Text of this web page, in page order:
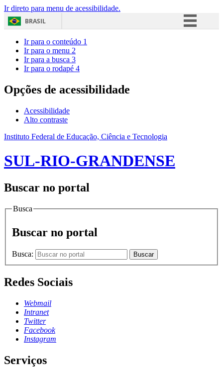
Ir direto para menu de acessibilidade.
BRASIL
Acesso à informação
Ir para o conteúdo 1
Ir para o menu 2
Ir para a busca 3
Ir para o rodapé 4
Opções de acessibilidade
Acessibilidade
Alto contraste
Instituto Federal de Educação, Ciência e Tecnologia
SUL-RIO-GRANDENSE
Buscar no portal
Busca
Buscar no portal
Busca: Buscar
Redes Sociais
Webmail
Intranet
Twitter
Facebook
Instagram
Serviços